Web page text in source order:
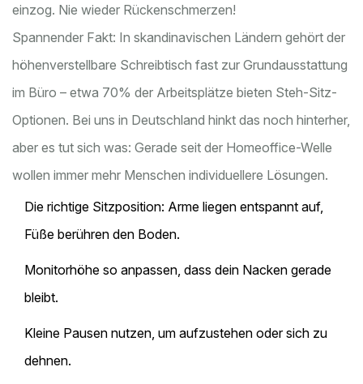
einzog. Nie wieder Rückenschmerzen!
Spannender Fakt: In skandinavischen Ländern gehört der
höhenverstellbare Schreibtisch fast zur Grundausstattung
im Büro – etwa 70% der Arbeitsplätze bieten Steh-Sitz-
Optionen. Bei uns in Deutschland hinkt das noch hinterher,
aber es tut sich was: Gerade seit der Homeoffice-Welle
wollen immer mehr Menschen individuellere Lösungen.
Die richtige Sitzposition: Arme liegen entspannt auf,
Füße berühren den Boden.
Monitorhöhe so anpassen, dass dein Nacken gerade
bleibt.
Kleine Pausen nutzen, um aufzustehen oder sich zu
dehnen.